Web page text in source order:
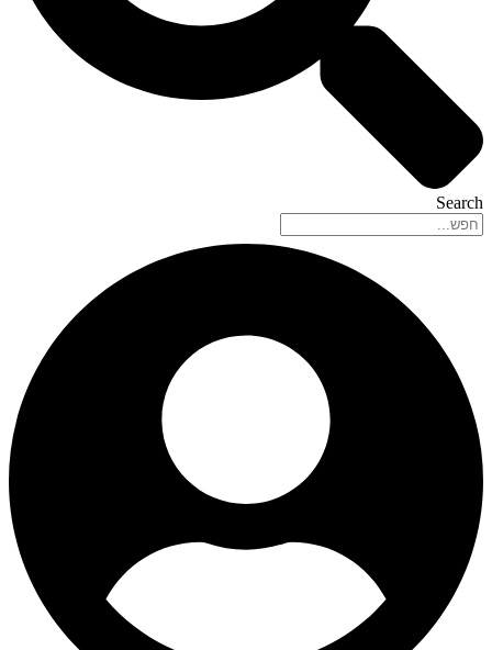
Search